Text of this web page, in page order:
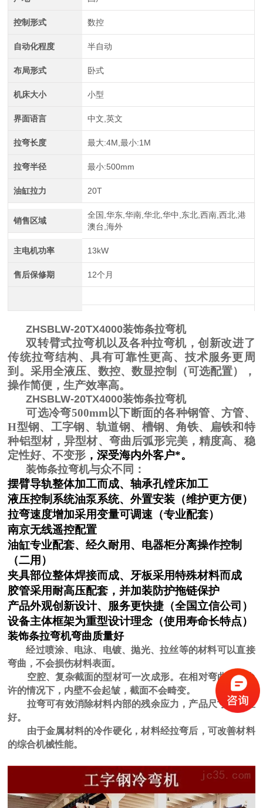
中航重工 大型拉弯机
江苏中航重工厂家定制四轴数控型材弯曲机
四辊卷板机生产厂家 20年新四轴卷圆机报价
大型卷板机厂家供应 四辊液压卷板设备
U形弯弧机 椭圆形弯滚机 弹簧型滚圆机
隧道桥梁拱架弯拱机 液压对称式弯曲机
控制形式 数控
自动化程度 半自动
布局形式 卧式
机床大小 小型
界面语言 中文,英文
拉弯长度 最大:4M,最小:1M
拉弯半径 最小:500mm
油缸拉力 20T
销售区域
全国,华东,华南,华北,华中,东北,西南,西北,港
澳台,海外
主电机功率 13kW
售后保修期 12个月
ZHSBLW-20TX4000装饰条拉弯机
双转臂式拉弯机以及各种拉弯机，创新改进了
传统拉弯结构、具有可靠性更高、技术服务更周
到。采用全液压、数控、数显控制（可选配置），
操作简便，生产效率高。
ZHSBLW-20TX4000装饰条拉弯机
可选冷弯500mm以下断面的各种钢管、方管、
H型钢、工字钢、轨道钢、槽钢、角铁、扁铁和特
种铝型材，异型材、 弯曲后弧形完美，精度高、稳
定性好、不变形 ，深受海内外客户*。
装饰条拉弯机与众不同：
摆臂导轨整体加工而成、轴承孔镗床加工
液压控制系统油泵系统、外置安装（维护更方便）
拉弯速度增加采用变量可调速（专业配套）
南京无线遥控配置
油缸专业配套、经久耐用、电器柜分离操作控制
（二用）
夹具部位整体焊接而成、牙板采用特殊材料而成
胶管采用耐高压配套，并加装防护拖链保护
产品外观创新设计、服务更快捷（全国立信公司）
设备主体框架为重型设计理念（使用寿命长特点）
装饰条拉弯机弯曲质量好
经过喷涂、电泳、电镀、抛光、拉丝等的材料可以直接
弯曲，不会损伤材料表面。
空腔、复杂截面的型材可一次成形。在相对弯曲半径允
许的情况下，内壁不会起皱，截面不会畸变。
拉弯可有效消除材料内部的残余应力，产品尺寸稳定性
好。
由于金属材料的冷作硬化，材料经拉弯后，可改善材料
的综合机械性能。